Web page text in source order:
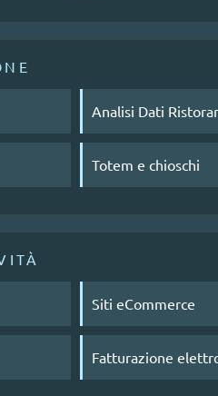
Analisi Dati
Totem e chioschi
Siti eCommerce
Fatturazione